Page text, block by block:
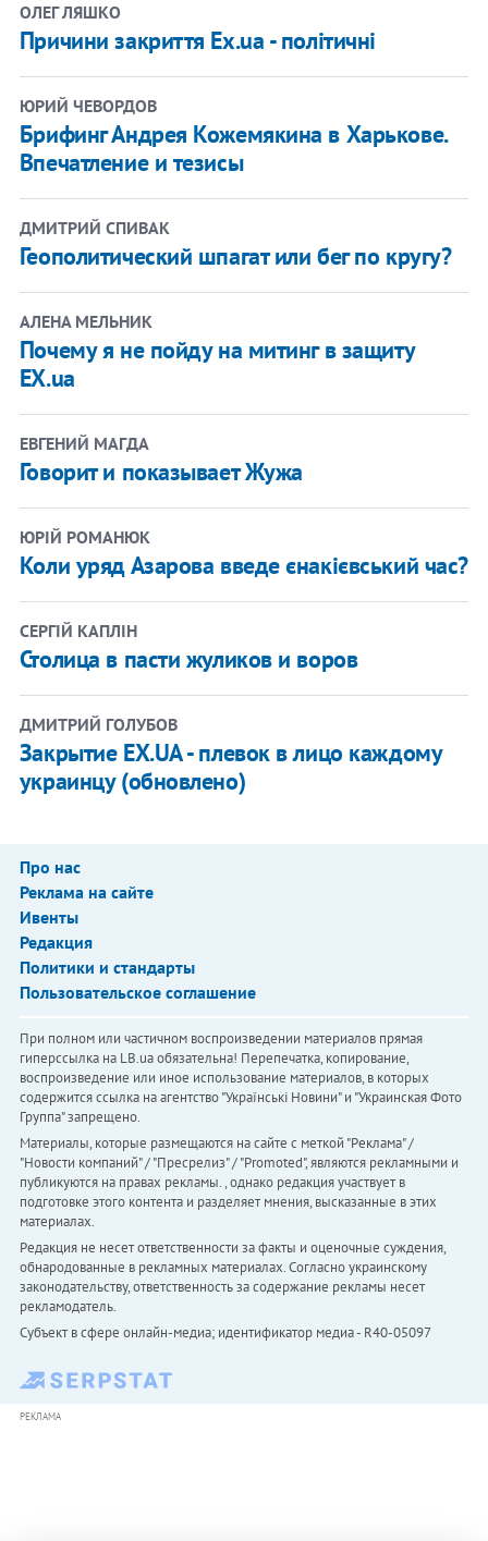
ОЛЕГ ЛЯШКО
Причини закриття Ex.ua - політичні
ЮРИЙ ЧЕВОРДОВ
Брифинг Андрея Кожемякина в Харькове.
Впечатление и тезисы
ДМИТРИЙ СПИВАК
Геополитический шпагат или бег по кругу?
АЛЕНА МЕЛЬНИК
Почему я не пойду на митинг в защиту
EX.ua
ЕВГЕНИЙ МАГДА
Говорит и показывает Жужа
ЮРІЙ РОМАНЮК
Коли уряд Азарова введе єнакієвський час?
СЕРГІЙ КАПЛІН
Столица в пасти жуликов и воров
ДМИТРИЙ ГОЛУБОВ
Закрытие EX.UA - плевок в лицо каждому
украинцу (обновлено)
Про нас
Реклама на сайте
Ивенты
Редакция
Политики и стандарты
Пользовательское соглашение
При полном или частичном воспроизведении материалов прямая
гиперссылка на LB.ua обязательна! Перепечатка, копирование,
воспроизведение или иное использование материалов, в которых
содержится ссылка на агентство "Українськi Новини" и "Украинская Фото
Группа" запрещено.
Материалы, которые размещаются на сайте с меткой "Реклама" /
"Новости компаний" / "Пресрелиз" / "Promoted", являются рекламными и
публикуются на правах рекламы. , однако редакция участвует в
подготовке этого контента и разделяет мнения, высказанные в этих
материалах.
Редакция не несет ответственности за факты и оценочные суждения,
обнародованные в рекламных материалах. Согласно украинскому
законодательству, ответственность за содержание рекламы несет
рекламодатель.
Субъект в сфере онлайн-медиа; идентификатор медиа - R40-05097
РЕКЛАМА